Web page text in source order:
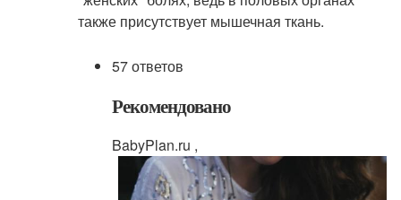
также присутствует мышечная ткань.
57 ответов
Рекомендовано
BabyPlan.ru ,